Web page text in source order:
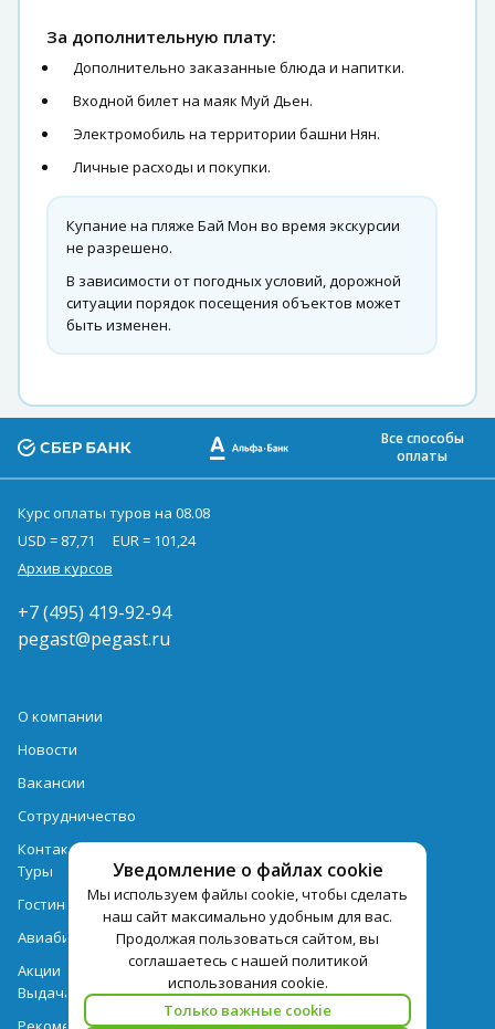
За дополнительную плату:
Дополнительно заказанные блюда и напитки.
Входной билет на маяк Муй Дьен.
Электромобиль на территории башни Нян.
Личные расходы и покупки.
Купание на пляже Бай Мон во время экскурсии
не разрешено.
В зависимости от погодных условий, дорожной
ситуации порядок посещения объектов может
быть изменен.
Уведомление о файлах cookie
Мы используем файлы cookie, чтобы сделать
наш сайт максимально удобным для вас.
Продолжая пользоваться сайтом, вы
соглашаетесь с нашей политикой
использования cookie.
Только важные cookie
Все способы
оплаты
Курс оплаты туров на 08.08
USD = 87,71
EUR = 101,24
Архив курсов
+7 (495) 419-92-94
pegast@pegast.ru
О компании
Новости
Вакансии
Сотрудничество
Контактная информация
Туры
Гостиницы
Авиабилеты
Акции
Выдача документов